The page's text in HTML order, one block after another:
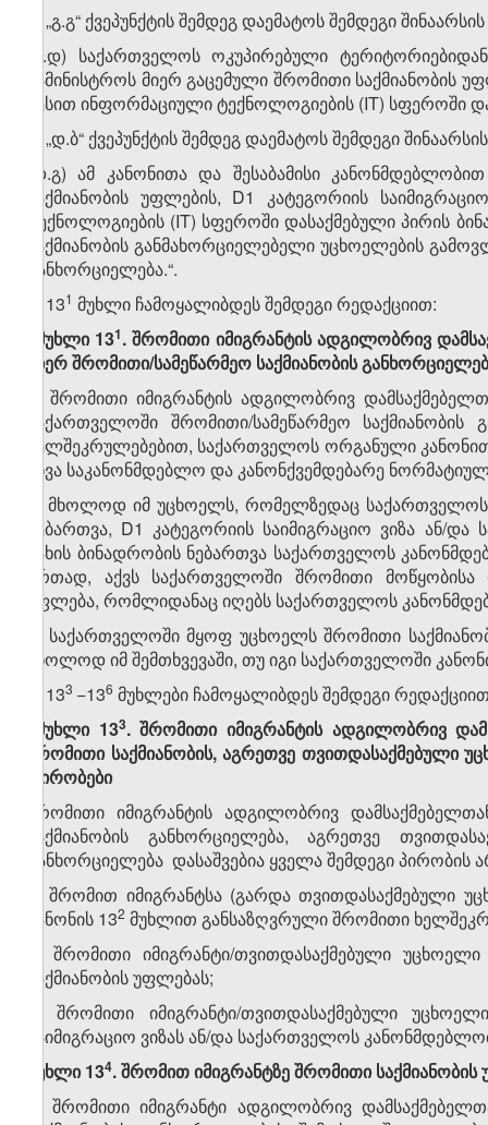
ე) „გ.გ“ ქვეპუნქტის შემდეგ დაემატოს შემდეგი
„გ.დ) საქართველოს ოკუპირებული
სამინისტროს მიერ გაცემული შრომითი
წესით ინფორმაციული ტექნოლოგიების (IT) სფეროში
ვ) „დ.ბ“ ქვეპუნქტის შემდეგ დაემატოს შემდეგი
„დ.გ) ამ კანონითა და შესაბამისი
საქმიანობის უფლების, D1 კატეგორიის
ტექნოლოგიების (IT) სფეროში დასაქმებული პირის
საქმიანობის განმახორციელებელი უცხოელების
განხორციელება.“.
4. 13​1 მუხლი ჩამოყალიბდეს შემდეგი რედაქციით:
„მუხლი 13​1. შრომითი იმიგრანტის ადგილობრივ
მიერ შრომითი/სამეწარმეო საქმიანობის
1. შრომითი იმიგრანტის ადგილობრივ
საქართველოში შრომითი/სამეწარმეო
ხელშეკრულებებით, საქართველოს ორგანული
სხვა საკანონმდებლო და კანონქვემდებარე
2. მხოლოდ იმ უცხოელს, რომელზედაც საქართველოს
ნებართვა, D1 კატეგორიის საიმიგრაციო ვიზა ან/
სახის ბინადრობის ნებართვა საქართველოს
ერთად, აქვს საქართველოში შრომითი მოწყობისა
უფლება, რომლიდანაც იღებს საქართველოს
3. საქართველოში მყოფ უცხოელს შრომითი
მხოლოდ იმ შემთხვევაში, თუ იგი საქართველოში
5. 13​3 −13​6 მუხლები ჩამოყალიბდეს შემდეგი
„მუხლი 13​3. შრომითი იმიგრანტის ადგილობრივ
შრომითი საქმიანობის, აგრეთვე თვითდასაქმებული
პირობები
შრომითი იმიგრანტის ადგილობრივ
საქმიანობის განხორციელება, აგრეთვე
განხორციელება დასაშვებია ყველა შემდეგი პირობის
ა) შრომით იმიგრანტსა (გარდა თვითდასაქმებული
კანონის 13​2 მუხლით განსაზღვრული შრომითი
ბ) შრომითი იმიგრანტი/თვითდასაქმებული
საქმიანობის უფლებას;
გ) შრომითი იმიგრანტი/თვითდასაქმებული
საიმიგრაციო ვიზას ან/და საქართველოს
მუხლი 13​4. შრომით იმიგრანტზე შრომითი საქმიანობის
1. შრომითი იმიგრანტი ადგილობრივ